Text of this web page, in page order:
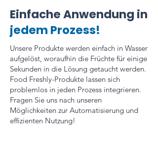
Einfache Anwendung in
jedem Prozess!
Unsere Produkte werden einfach in Wasser
aufgelöst, woraufhin die Früchte für einige
Sekunden in die Lösung getaucht werden.
Food Freshly-Produkte lassen sich
problemlos in jeden Prozess integrieren.
Fragen Sie uns nach unseren
Möglichkeiten zur Automatisierung und
effizienten Nutzung!